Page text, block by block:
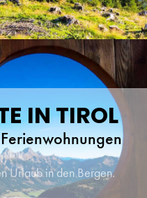
IN TIROL
Urlaub in den Bergen.